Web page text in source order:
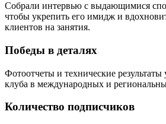
Собрали интервью с выдающимися
чтобы укрепить его имидж и
клиентов на занятия.
Победы в деталях
Фотоотчеты и технические результаты
клуба в международных и
Количество подписчиков